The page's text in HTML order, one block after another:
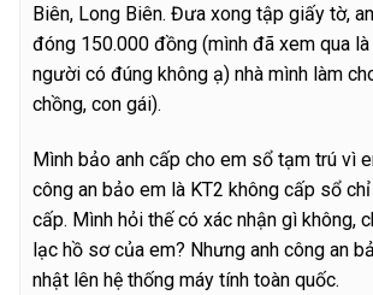
Biên, Long Biên. Đưa xong tập giấy tờ,
đóng 150.000 đồng (mình đã xem qua
người có đúng không ạ) nhà mình làm
chồng, con gái).
Mình bảo anh cấp cho em sổ tạm trú vì
công an bảo em là KT2 không cấp sổ
cấp. Mình hỏi thế có xác nhận gì không,
lạc hồ sơ của em? Nhưng anh công an
nhật lên hệ thống máy tính toàn quốc.